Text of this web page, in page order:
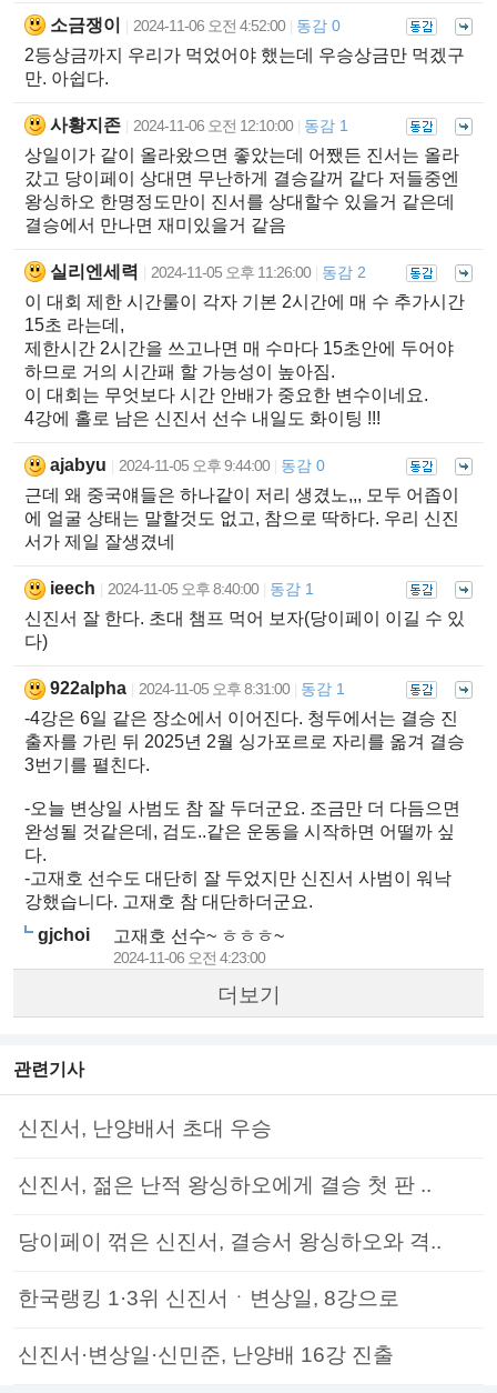
소금쟁이 2024-11-06 오전 4:52:00 동감 0
2등상금까지 우리가 먹었어야 했는데 우승상금만 먹겠구
만. 아쉽다.
사황지존 2024-11-06 오전 12:10:00 동감 1
상일이가 같이 올라왔으면 좋았는데 어쨌든 진서는 올라
갔고 당이페이 상대면 무난하게 결승갈꺼 같다 저들중엔
왕싱하오 한명정도만이 진서를 상대할수 있을거 같은데
결승에서 만나면 재미있을거 같음
실리엔세력 2024-11-05 오후 11:26:00 동감 2
이 대회 제한 시간룰이 각자 기본 2시간에 매 수 추가시간
15초 라는데,
제한시간 2시간을 쓰고나면 매 수마다 15초안에 두어야
하므로 거의 시간패 할 가능성이 높아짐.
이 대회는 무엇보다 시간 안배가 중요한 변수이네요.
4강에 홀로 남은 신진서 선수 내일도 화이팅 !!!
ajabyu 2024-11-05 오후 9:44:00 동감 0
근데 왜 중국얘들은 하나같이 저리 생겼노,,, 모두 어좁이
에 얼굴 상태는 말할것도 없고, 참으로 딱하다. 우리 신진
서가 제일 잘생겼네
ieech 2024-11-05 오후 8:40:00 동감 1
신진서 잘 한다. 초대 챔프 먹어 보자(당이페이 이길 수 있
다)
922alpha 2024-11-05 오후 8:31:00 동감 1
-4강은 6일 같은 장소에서 이어진다. 청두에서는 결승 진
출자를 가린 뒤 2025년 2월 싱가포르로 자리를 옮겨 결승
3번기를 펼친다.
-오늘 변상일 사범도 참 잘 두더군요. 조금만 더 다듬으면
완성될 것같은데, 검도..같은 운동을 시작하면 어떨까 싶
다.
-고재호 선수도 대단히 잘 두었지만 신진서 사범이 워낙
강했습니다. 고재호 참 대단하더군요.
gjchoi
고재호 선수~ ㅎㅎㅎ~
2024-11-06 오전 4:23:00
더보기
관련기사
신진서, 난양배서 초대 우승
신진서, 젊은 난적 왕싱하오에게 결승 첫 판 ..
당이페이 꺾은 신진서, 결승서 왕싱하오와 격..
한국랭킹 1·3위 신진서ㆍ변상일, 8강으로
신진서·변상일·신민준, 난양배 16강 진출